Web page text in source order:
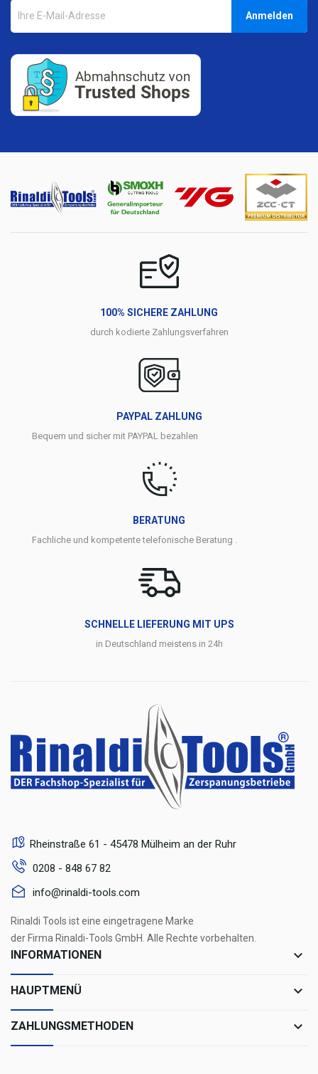
100% SICHERE ZAHLUNG
durch kodierte Zahlungsverfahren
PAYPAL ZAHLUNG
Bequem und sicher mit PAYPAL bezahlen
BERATUNG
Fachliche und kompetente telefonische Beratung .
SCHNELLE LIEFERUNG MIT UPS
in Deutschland meistens in 24h
Rheinstraße 61 - 45478 Mülheim an der Ruhr
0208 - 848 67 82
info@rinaldi-tools.com
Rinaldi Tools ist eine eingetragene Marke
der Firma Rinaldi-Tools GmbH. Alle Rechte vorbehalten.
INFORMATIONEN keyboard_arrow_down
HAUPTMENÜ keyboard_arrow_down
ZAHLUNGSMETHODEN keyboard_arrow_down